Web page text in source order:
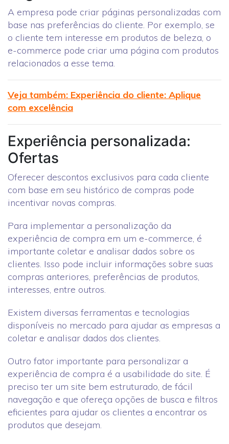
A empresa pode criar páginas personalizadas com
base nas preferências do cliente. Por exemplo, se
o cliente tem interesse em produtos de beleza, o
e-commerce pode criar uma página com produtos
relacionados a esse tema.
Veja também: Experiência do cliente: Aplique
com excelência
Experiência personalizada:
Ofertas
Oferecer descontos exclusivos para cada cliente
com base em seu histórico de compras pode
incentivar novas compras.
Para implementar a personalização da
experiência de compra em um e-commerce, é
importante coletar e analisar dados sobre os
clientes. Isso pode incluir informações sobre suas
compras anteriores, preferências de produtos,
interesses, entre outros.
Existem diversas ferramentas e tecnologias
disponíveis no mercado para ajudar as empresas a
coletar e analisar dados dos clientes.
Outro fator importante para personalizar a
experiência de compra é a usabilidade do site. É
preciso ter um site bem estruturado, de fácil
navegação e que ofereça opções de busca e filtros
eficientes para ajudar os clientes a encontrar os
produtos que desejam.